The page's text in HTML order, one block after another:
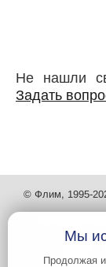
Не нашли
Задать
© Флим, 1995-
Мы
Продолжая